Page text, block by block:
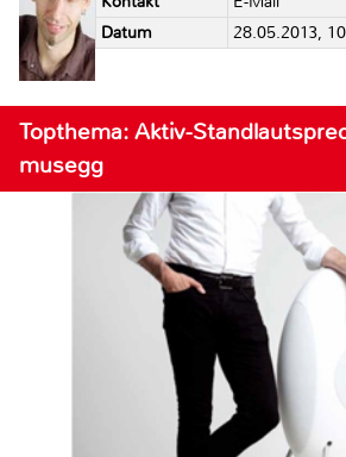
Datum
28.05.2013,
Topthema: Aktiv-
musegg